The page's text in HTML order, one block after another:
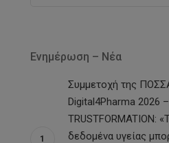
Ενημέρωση – Νέα
Συμμετοχή της
Digital4Pharma 2026 –
TRUSTFORMATION:
δεδομένα υγείας